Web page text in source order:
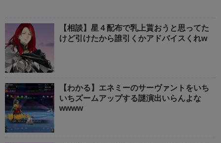
【相談】星４配布で乳上貰おうと思ってた
けど引けたから誰引くかアドバイスくれw
【わかる】エネミーのサーヴァントをいち
いちズームアップする謎演出いらんよな
wwww